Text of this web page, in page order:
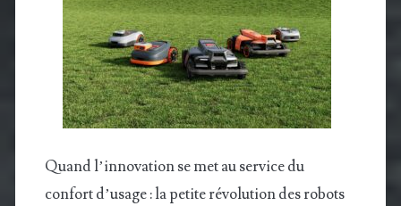
Quand l’innovation se met au service du
confort d’usage : la petite révolution des robots